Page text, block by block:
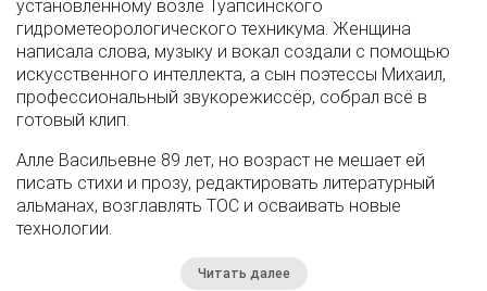
установленному возле Туапсинского
гидрометеорологического техникума. Женщина
написала слова, музыку и вокал создали с помощью
искусственного интеллекта, а сын поэтессы Михаил,
профессиональный звукорежиссёр, собрал всё в
готовый клип.
Алле Васильевне 89 лет, но возраст не мешает ей
писать стихи и прозу, редактировать литературный
альманах, возглавлять ТОС и осваивать новые
технологии.
Читать далее